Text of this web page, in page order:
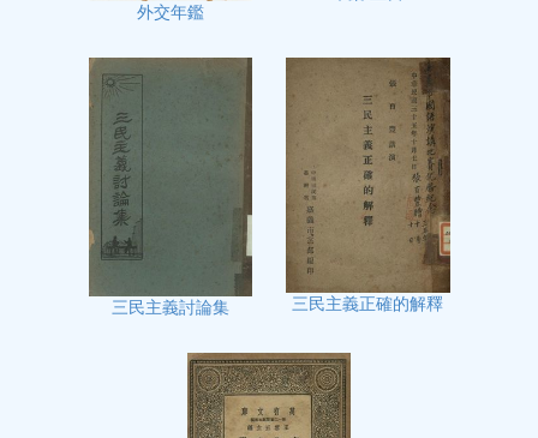
外交年鑑
三民主義討論集 三民主義正確的解釋